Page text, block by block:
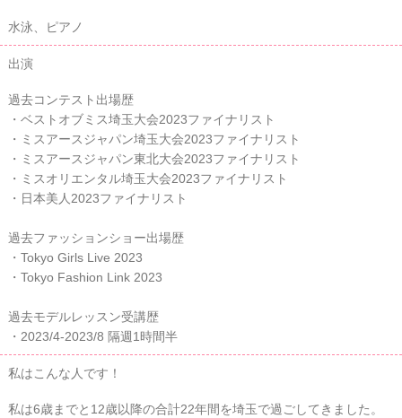
水泳、ピアノ
出演
過去コンテスト出場歴
・ベストオブミス埼玉大会2023ファイナリスト
・ミスアースジャパン埼玉大会2023ファイナリスト
・ミスアースジャパン東北大会2023ファイナリスト
・ミスオリエンタル埼玉大会2023ファイナリスト
・日本美人2023ファイナリスト
過去ファッションショー出場歴
・Tokyo Girls Live 2023
・Tokyo Fashion Link 2023
過去モデルレッスン受講歴
・2023/4-2023/8 隔週1時間半
私はこんな人です！
私は6歳までと12歳以降の合計22年間を埼玉で過ごしてきました。